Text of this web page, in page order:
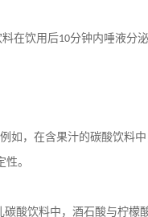
在饮用后10分钟内唾液分
如，在含果汁的碳酸饮料中
。
碳酸饮料中，酒石酸与柠檬